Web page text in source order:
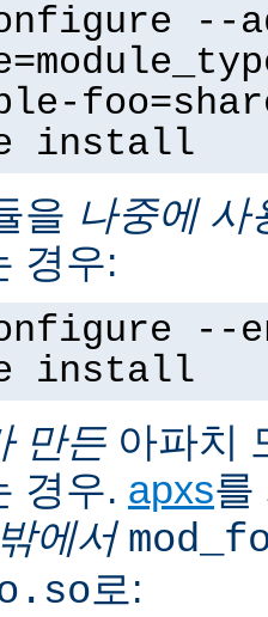
--
install
을 나중에 사
경우:
--
install
만든아파치
경우. apxs를
밖에서
로: